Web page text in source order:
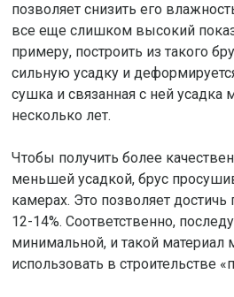
позволяет снизить его
все еще слишком высокий
примеру, построить из такого
сильную усадку и
сушка и связанная с ней усадка
несколько лет.
Чтобы получить более
меньшей усадкой, брус
камерах. Это позволяет достичь
12-14%. Соответственно,
минимальной, и такой материал
использовать в строительстве